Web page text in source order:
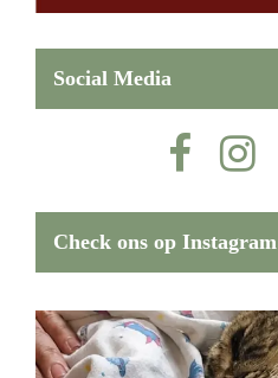
Social Media
Check ons op Instagram